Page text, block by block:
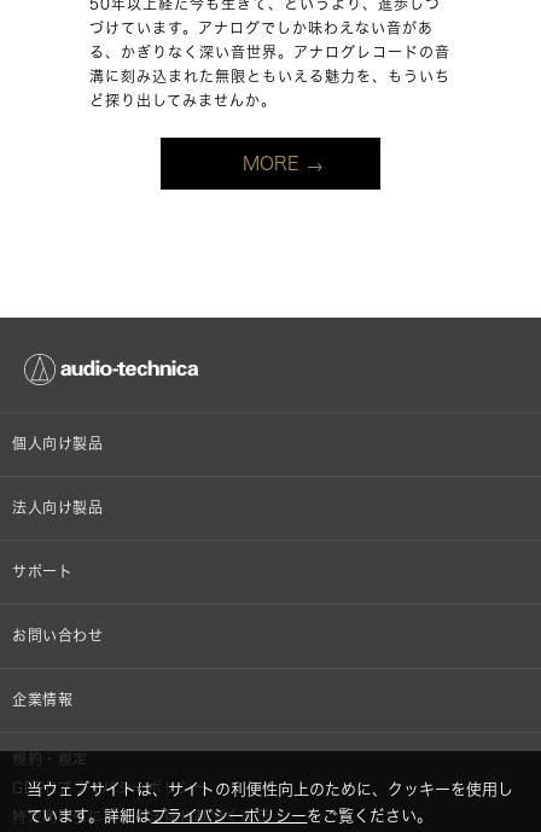
50年以上経た今も生きて、というより、進歩しつ
づけています。アナログでしか味わえない音があ
る、かぎりなく深い音世界。アナログレコードの音
溝に刻み込まれた無限ともいえる魅力を、もういち
ど探り出してみませんか。
MORE
個人向け製品
オンラインストア限定
車載製品
法人向け製品
設備音響機器
半導体レーザー応用製品
サポート
個人向け製品サポート
お問い合わせ
その他、メディア 取材関連等のお問い合わせ
企業情報
株式会社オーディオテクニカ
採用情報
規約・規定
GDPRプライバシーポリシー
特定商取引に関する法律に基づく表示
当ウェブサイトは、サイトの利便性向上のために、クッキーを使用し
ています。詳細はプライバシーポリシーをご覧ください。